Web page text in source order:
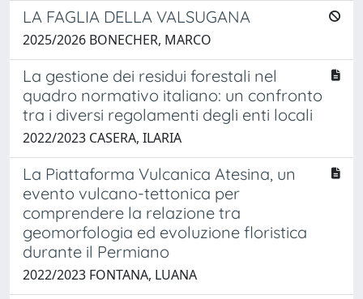
LA FAGLIA DELLA VALSUGANA
2025/2026 BONECHER, MARCO
La gestione dei residui forestali nel
quadro normativo italiano: un confronto
tra i diversi regolamenti degli enti locali
2022/2023 CASERA, ILARIA
La Piattaforma Vulcanica Atesina, un
evento vulcano-tettonica per
comprendere la relazione tra
geomorfologia ed evoluzione floristica
durante il Permiano
2022/2023 FONTANA, LUANA